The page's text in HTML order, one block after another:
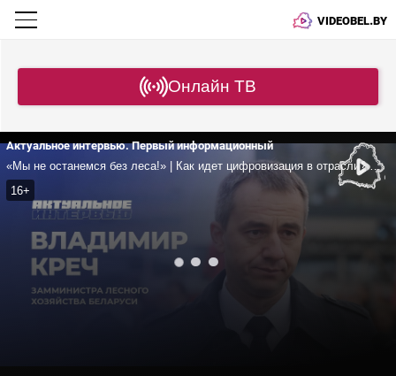
VIDEOBEL.BY
Онлайн ТВ
Актуальное интервью. Первый информационный
«Мы не останемся без леса!» | Как идет цифровизация в отрасли? | Доступны ли цены на пиломатериалы и круглый лес для белорусов? | Креч
16+